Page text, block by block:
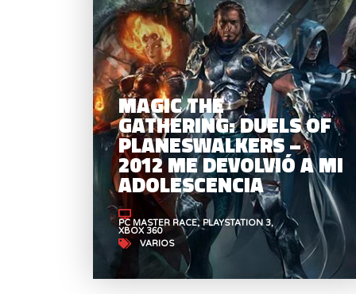
MAGIC THE
GATHERING: DUELS OF
PLANESWALKERS –
2012 ME DEVOLVIÓ A MI
ADOLESCENCIA
PC MASTER RACE PLAYSTATION 3
XBOX 360
VARIOS